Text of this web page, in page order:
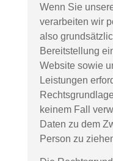
Wenn Sie
verarbeiten wir
also
Bereitstellung
Website sowie
Leistungen
keinem Fall
Daten zu dem
Person zu